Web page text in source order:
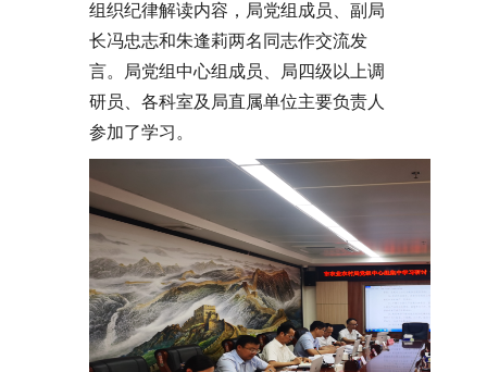
组织纪律解读内容，局党组成员、副局
长冯忠志和朱逢莉两名同志作交流发
言。局党组中心组成员、局四级以上调
研员、各科室及局直属单位主要负责人
参加了学习。